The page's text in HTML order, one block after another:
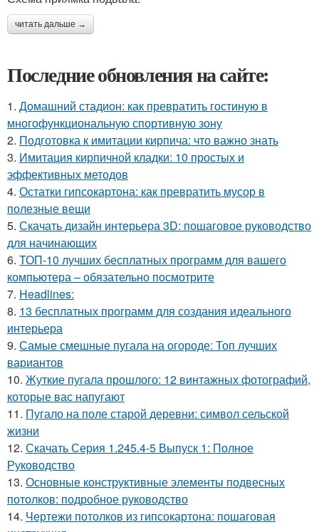
читать дальше →
Последние обновления на сайте:
1. Домашний стадион: как превратить гостиную в
многофункциональную спортивную зону
2. Подготовка к имитации кирпича: что важно знать
3. Имитация кирпичной кладки: 10 простых и
эффективных методов
4. Остатки гипсокартона: как превратить мусор в
полезные вещи
5. Скачать дизайн интерьера 3D: пошаговое руководство
для начинающих
6. ТОП-10 лучших бесплатных программ для вашего
компьютера – обязательно посмотрите
7. Headlines:
8. 13 бесплатных программ для создания идеального
интерьера
9. Самые смешные пугала на огороде: Топ лучших
вариантов
10. Жуткие пугала прошлого: 12 винтажных фотографий,
которые вас напугают
11. Пугало на поле старой деревни: символ сельской
жизни
12. Скачать Серия 1.245.4-5 Выпуск 1: Полное
Руководство
13. Основные конструктивные элементы подвесных
потолков: подробное руководство
14. Чертежи потолков из гипсокартона: пошаговая